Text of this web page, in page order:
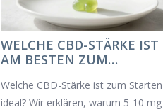
WELCHE CBD-STÄRKE IST
AM BESTEN ZUM
DOSIERUNG)
Welche CBD-Stärke ist zum Starten
ideal? Wir erklären, warum 5-10 mg